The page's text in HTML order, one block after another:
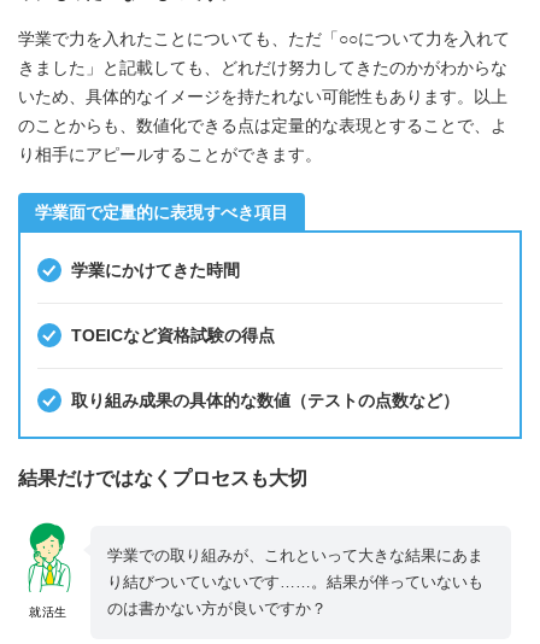
学業で力を入れたことについても、ただ「○○について力を入れて
きました」と記載しても、どれだけ努力してきたのかがわからな
いため、具体的なイメージを持たれない可能性もあります。以上
のことからも、数値化できる点は定量的な表現とすることで、よ
り相手にアピールすることができます。
学業面で定量的に表現すべき項目
学業にかけてきた時間
TOEICなど資格試験の得点
取り組み成果の具体的な数値（テストの点数など）
結果だけではなくプロセスも大切
就活生
学業での取り組みが、これといって大きな結果にあま
り結びついていないです……。結果が伴っていないも
のは書かない方が良いですか？